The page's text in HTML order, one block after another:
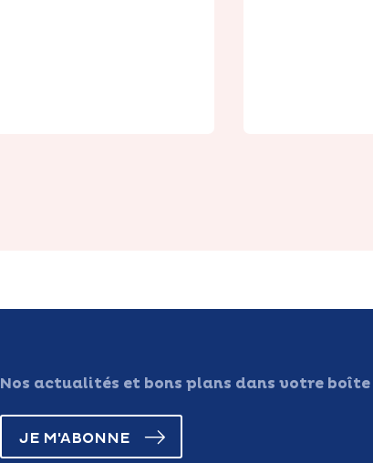
Nos actualités et bons plans dans votre
JE M'ABONNE